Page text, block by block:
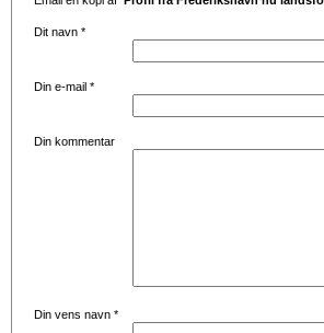
Dit navn *
Din e-mail *
Din kommentar
Din vens navn *